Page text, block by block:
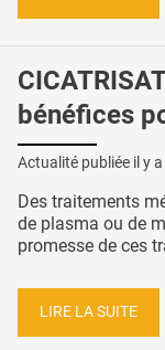
bénéfices
Actualité publiée il y a
Des traitements
de plasma ou de
promesse de ces
LIRE LA SUITE